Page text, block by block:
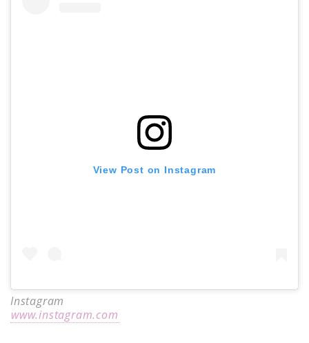
View Post on Instagram
Instagram
www.instagram.com